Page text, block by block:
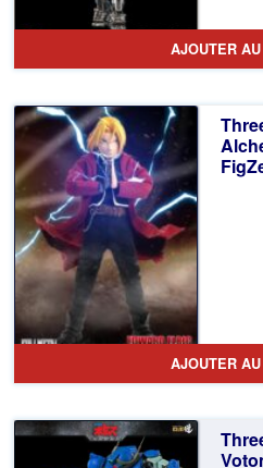
AJOUTER
AJOUTER